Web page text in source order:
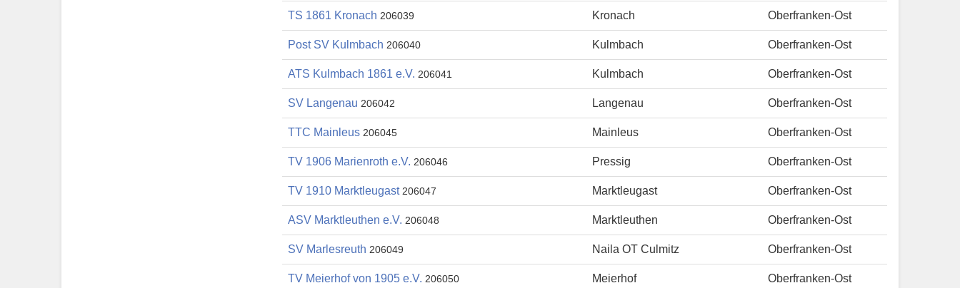
TS 1861 Kronach 206039 Kronach Oberfranken-Ost
Post SV Kulmbach 206040 Kulmbach Oberfranken-Ost
ATS Kulmbach 1861 e.V. 206041 Kulmbach Oberfranken-Ost
SV Langenau 206042 Langenau Oberfranken-Ost
TTC Mainleus 206045 Mainleus Oberfranken-Ost
TV 1906 Marienroth e.V. 206046 Pressig Oberfranken-Ost
TV 1910 Marktleugast 206047 Marktleugast Oberfranken-Ost
ASV Marktleuthen e.V. 206048 Marktleuthen Oberfranken-Ost
SV Marlesreuth 206049 Naila OT Culmitz Oberfranken-Ost
TV Meierhof von 1905 e.V. 206050 Meierhof Oberfranken-Ost